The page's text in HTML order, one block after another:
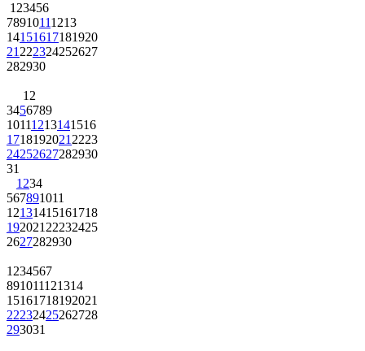
1 23456
78910111213
14151617181920
21 222324252627
282930
1 2
3456789
10111213141516
1718192021 2223
24252627282930
31
1 234
567891011
12131415161718
192021 22232425
2627282930
1 234567
891011121314
15161718192021
22232425262728
293031